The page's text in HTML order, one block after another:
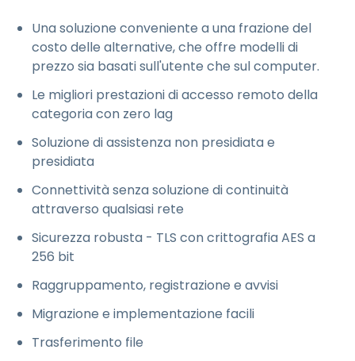
Una soluzione conveniente a una frazione del
costo delle alternative, che offre modelli di
prezzo sia basati sull'utente che sul computer.
Le migliori prestazioni di accesso remoto della
categoria con zero lag
Soluzione di assistenza non presidiata e
presidiata
Connettività senza soluzione di continuità
attraverso qualsiasi rete
Sicurezza robusta - TLS con crittografia AES a
256 bit
Raggruppamento, registrazione e avvisi
Migrazione e implementazione facili
Trasferimento file